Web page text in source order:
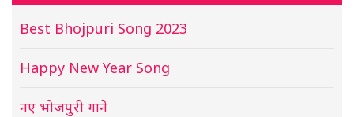
Best Bhojpuri Song 2023
Happy New Year Song
नए भोजपुरी गाने